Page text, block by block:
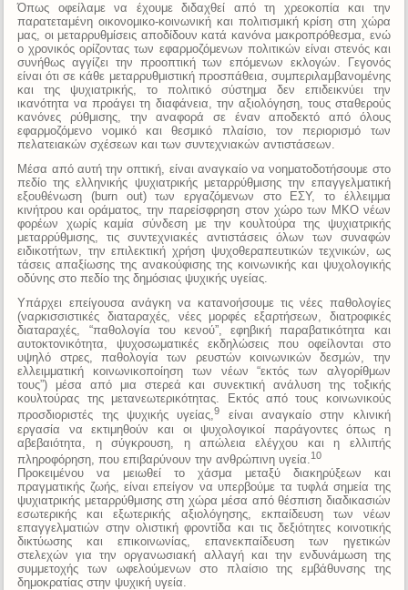
Όπως οφείλαμε να έχουμε διδαχθεί από τη χρεοκοπία και την
παρατεταμένη οικονομικο-κοινωνική και πολιτισμική κρίση στη χώρα
μας, οι μεταρρυθμίσεις αποδίδουν κατά κανόνα μακροπρόθεσμα, ενώ
ο χρονικός ορίζοντας των εφαρμοζόμενων πολιτικών είναι στενός και
συνήθως αγγίζει την προοπτική των επόμενων εκλογών. Γεγονός
είναι ότι σε κάθε μεταρρυθμιστική προσπάθεια, συμπεριλαμβανομένης
και της ψυχιατρικής, το πολιτικό σύστημα δεν επιδεικνύει την
ικανότητα να προάγει τη διαφάνεια, την αξιολόγηση, τους σταθερούς
κανόνες ρύθμισης, την αναφορά σε έναν αποδεκτό από όλους
εφαρμοζόμενο νομικό και θεσμικό πλαίσιο, τον περιορισμό των
πελατειακών σχέσεων και των συντεχνιακών αντιστάσεων.
Μέσα από αυτή την οπτική, είναι αναγκαίο να νοηματοδοτήσουμε στο
πεδίο της ελληνικής ψυχιατρικής μεταρρύθμισης την επαγγελματική
εξουθένωση (burn out) των εργαζόμενων στο ΕΣΥ, το έλλειμμα
κινήτρου και οράματος, την παρείσφρηση στον χώρο των ΜΚΟ νέων
φορέων χωρίς καμία σύνδεση με την κουλτούρα της ψυχιατρικής
μεταρρύθμισης, τις συντεχνιακές αντιστάσεις όλων των συναφών
ειδικοτήτων, την επιλεκτική χρήση ψυχοθεραπευτικών τεχνικών, ως
τάσεις απαξίωσης της ανακούφισης της κοινωνικής και ψυχολογικής
οδύνης στο πεδίο της δημόσιας ψυχικής υγείας.
Υπάρχει επείγουσα ανάγκη να κατανοήσουμε τις νέες παθολογίες
(ναρκισσιστικές διαταραχές, νέες μορφές εξαρτήσεων, διατροφικές
διαταραχές, “παθολογία του κενού”, εφηβική παραβατικότητα και
αυτοκτονικότητα, ψυχοσωματικές εκδηλώσεις που οφείλονται στο
υψηλό στρες, παθολογία των ρευστών κοινωνικών δεσμών, την
ελλειμματική κοινωνικοποίηση των νέων “εκτός των αλγορίθμων
τους”) μέσα από μια στερεά και συνεκτική ανάλυση της τοξικής
κουλτούρας της μετανεωτερικότητας. Eκτός από τους κοινωνικούς
προσδιοριστές της ψυχικής υγείας,9
είναι αναγκαίο στην κλινική
εργασία να εκτιμηθούν και οι ψυχολογικοί παράγοντες όπως η
αβεβαιότητα, η σύγκρουση, η απώλεια ελέγχου και η ελλιπής
πληροφόρηση, που επιβαρύνουν την ανθρώπινη υγεία. 10
Προκειμένου να μειωθεί το χάσμα μεταξύ διακηρύξεων και
πραγματικής ζωής, είναι επείγον να υπερβούμε τα τυφλά σημεία της
ψυχιατρικής μεταρρύθμισης στη χώρα μέσα από θέσπιση διαδικασιών
εσωτερικής και εξωτερικής αξιολόγησης, εκπαίδευση των νέων
επαγγελματιών στην ολιστική φροντίδα και τις δεξιότητες κοινοτικής
δικτύωσης και επικοινωνίας, επανεκπαίδευση των ηγετικών
στελεχών για την οργανωσιακή αλλαγή και την ενδυνάμωση της
συμμετοχής των ωφελούμενων στο πλαίσιο της εμβάθυνσης της
δημοκρατίας στην ψυχική υγεία.